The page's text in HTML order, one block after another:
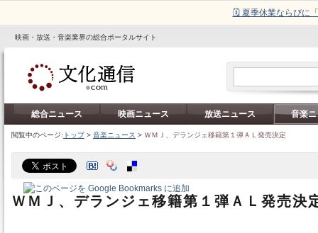
🗓️ 夏季休業ならびに
映画・放送・音楽業界の総合ポータルサイト
総合ニュース 映画ニュース 放送ニュース 音楽
閲覧中のページ: トップ> 音楽ニュース > ＷＭＪ、デランジェ移籍第１弾ＡＬ発売決定
ＷＭＪ、デランジェ移籍第１弾ＡＬ発売決